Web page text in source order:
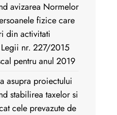
avizarea Normelor
fizice care
din activitati
nr. 227/2015
pentru anul 2019
asupra proiectului
stabilirea taxelor si
cele prevazute de